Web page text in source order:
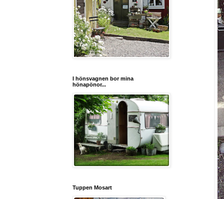
I hönsvagnen bor mina
hönapönor...
Tuppen Mosart